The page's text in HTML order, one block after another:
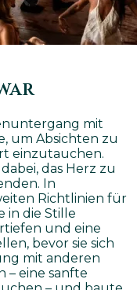
mit
um Absichten zu
einzutauchen.
das Herz zu
In
Richtlinien für
in die Stille
und eine
bevor sie sich
mit anderen
– eine sanfte